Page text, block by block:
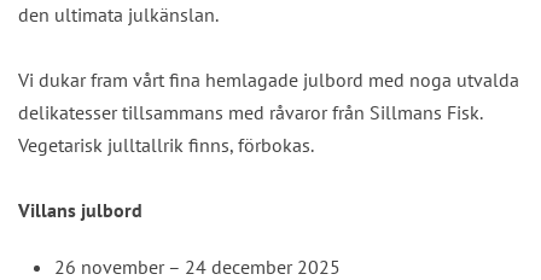
den ultimata julkänslan.
Vi dukar fram vårt fina hemlagade julbord med noga utvalda
delikatesser tillsammans med råvaror från Sillmans Fisk.
Vegetarisk julltallrik finns, förbokas.
Villans julbord
26 november – 24 december 2025